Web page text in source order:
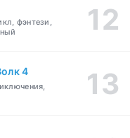
фэнтези,
4